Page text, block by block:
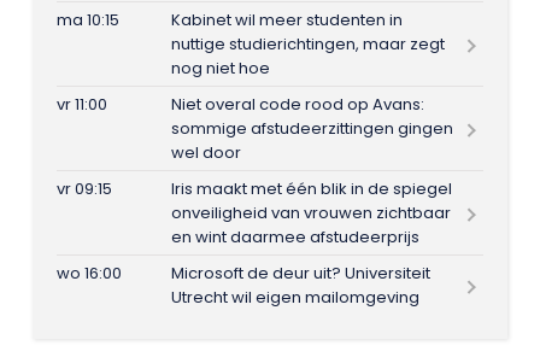
ma 10:15
Kabinet wil meer studenten in
nuttige studierichtingen, maar zegt
nog niet hoe
vr 11:00
Niet overal code rood op Avans:
sommige afstudeerzittingen gingen
wel door
vr 09:15
Iris maakt met één blik in de spiegel
onveiligheid van vrouwen zichtbaar
en wint daarmee afstudeerprijs
wo 16:00
Microsoft de deur uit? Universiteit
Utrecht wil eigen mailomgeving